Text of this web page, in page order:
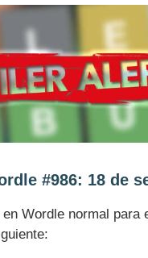
#986: 18 de
en Wordle normal para